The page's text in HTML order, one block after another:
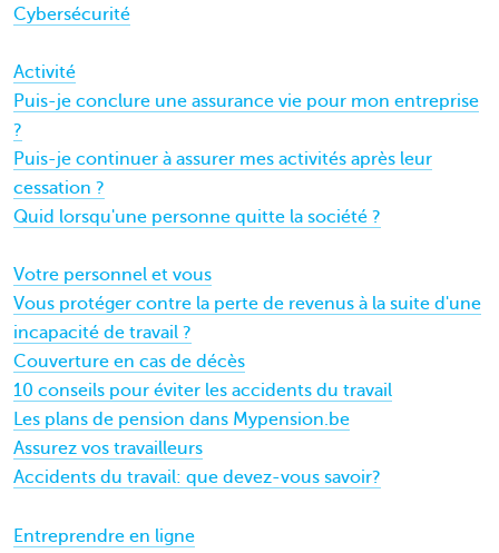
Cybersécurité
Activité
Puis-je conclure une assurance vie pour mon entreprise
?
Puis-je continuer à assurer mes activités après leur
cessation ?
Quid lorsqu'une personne quitte la société ?
Votre personnel et vous
Vous protéger contre la perte de revenus à la suite d'une
incapacité de travail ?
Couverture en cas de décès
10 conseils pour éviter les accidents du travail
Les plans de pension dans Mypension.be
Assurez vos travailleurs
Accidents du travail: que devez-vous savoir?
Entreprendre en ligne